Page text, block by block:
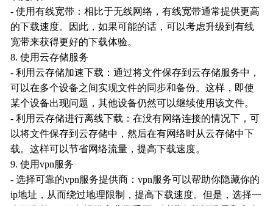
- 使用有线宽带：相比于无线网络，有线宽带通常提供更高
的下载速度。因此，如果可能的话，可以考虑升级到有线
宽带来获得更好的下载体验。
8. 使用云存储服务
- 利用云存储加速下载：通过将文件保存到云存储服务中，
可以在多个设备之间实现文件的同步和备份。这样，即使
某个设备出现问题，其他设备仍然可以继续使用该文件。
- 利用云存储进行离线下载：在没有网络连接的情况下，可
以将文件保存到云存储中，然后在有网络时从云存储中下
载。这样可以节省网络流量，提高下载速度。
9. 使用vpn服务
- 选择可靠的vpn服务提供商：vpn服务可以帮助你隐藏你的
ip地址，从而绕过地理限制，提高下载速度。但是，选择一